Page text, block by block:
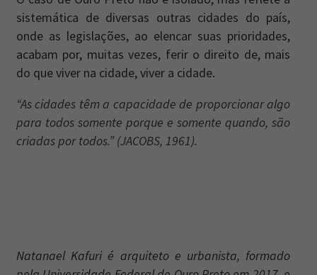
sistemática de diversas outras cidades do país,
onde as legislações, ao elencar suas prioridades,
acabam por, muitas vezes, ferir o direito de, mais
do que viver na cidade, viver a cidade.
“As cidades têm a capacidade de proporcionar algo
para todos somente porque e somente quando, são
criadas por todos.” (JACOBS, 1961).
Natanael Kafuri é arquiteto e urbanista, formado